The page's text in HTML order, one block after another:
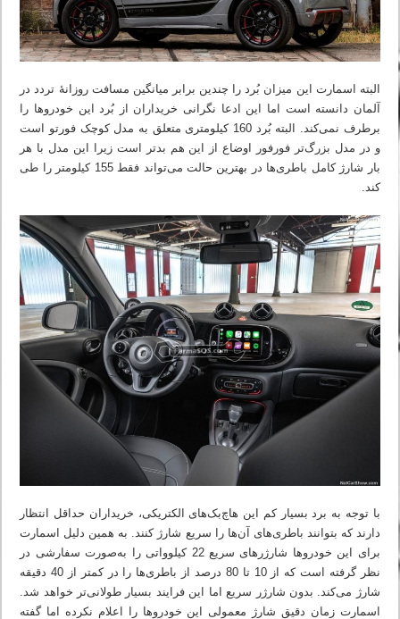
البته اسمارت این میزان بُرد را چندین برابر میانگین مسافت روزانهٔ تردد در
آلمان دانسته است اما این ادعا نگرانی خریداران از بُرد این خودروها را
برطرف نمی‌کند. البته بُرد 160 کیلومتری متعلق به مدل کوچک فورتو است
و در مدل بزرگ‌تر فورفور اوضاع از این هم بدتر است زیرا این مدل با هر
بار شارژ کامل باطری‌ها در بهترین حالت می‌تواند فقط 155 کیلومتر را طی
کند.
با توجه به برد بسیار کم این هاچ‌بک‌های الکتریکی، خریداران حداقل انتظار
دارند که بتوانند باطری‌های آن‌ها را سریع شارژ کنند. به همین دلیل اسمارت
برای این خودروها شارژرهای سریع 22 کیلوواتی را به‌صورت سفارشی در
نظر گرفته است که از 10 تا 80 درصد از باطری‌ها را در کمتر از 40 دقیقه
شارژ می‌کند. بدون شارژر سریع اما این فرایند بسیار طولانی‌تر خواهد شد.
اسمارت زمان دقیق شارژ معمولی این خودروها را اعلام نکرده اما گفته